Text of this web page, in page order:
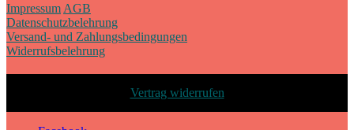
Impressum AGB
Datenschutzbelehrung
Versand- und Zahlungsbedingungen
Widerrufsbelehrung
Vertrag widerrufen